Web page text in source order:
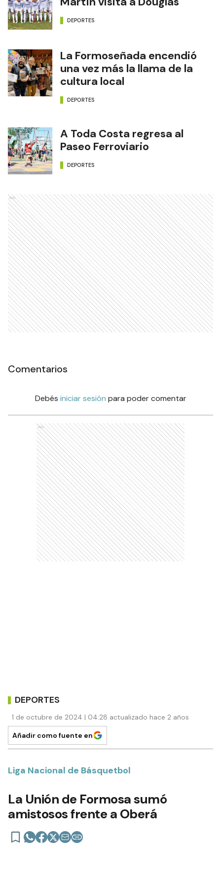
DEPORTES
La Formoseñada encendió
una vez más la llama de la
cultura local
DEPORTES
A Toda Costa regresa al
Paseo Ferroviario
DEPORTES
Ads
Comentarios
Debés iniciar sesión para poder comentar
Ads
DEPORTES
1 de octubre de 2024 | 04:28 actualizado hace 2 años
Añadir como fuente en
Liga Nacional de Básquetbol
La Unión de Formosa sumó
amistosos frente a Oberá